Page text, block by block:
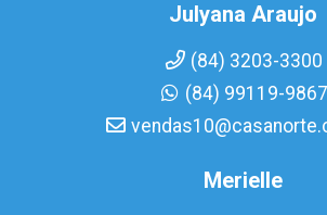
Julyana Araujo
(84) 3203-3300
(84) 99119-9867
Merielle